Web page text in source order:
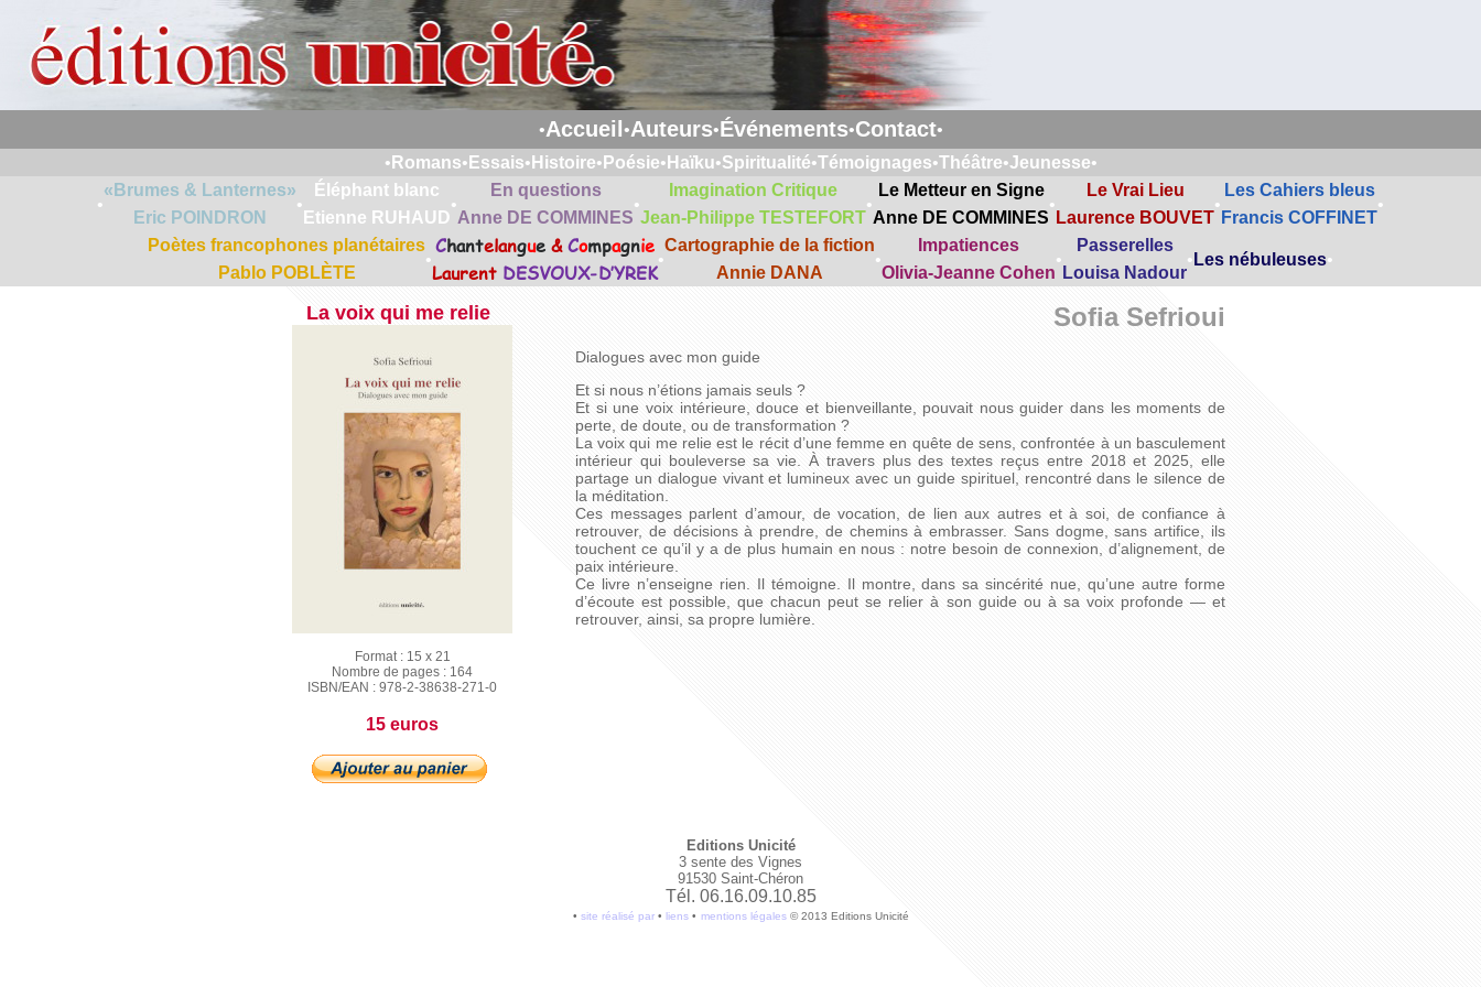
•Accueil •Auteurs•Événements•Contact•
• Romans• Essais• Histoire• Poésie• Haïku•Spiritualité•Témoignages•Théâtre•Jeunesse•
•
«Brumes & Lanternes»
Eric POINDRON
•
Éléphant blanc
Etienne RUHAUD
•
En questions
Anne DE COMMINES
•
Imagination Critique
Jean-Philippe TESTEFORT
•
Le Metteur en Signe
Anne DE COMMINES
•
Le Vrai Lieu
Laurence BOUVET
•
Les Cahiers bleus
Francis COFFINET
•
Poètes francophones planétaires
Pablo POBLÈTE
•
Chantelangue & Compagnie
Laurent DESVOUX-D’YREK
•
Cartographie de la fiction
Annie DANA
•
Impatiences
Olivia-Jeanne Cohen
•
Passerelles
Louisa Nadour
• Les nébuleuses•
La voix qui me relie
Format : 15 x 21
Nombre de pages : 164
ISBN/EAN : 978-2-38638-271-0
15 euros
Sofia Sefrioui
Dialogues avec mon guide
Et si nous n’étions jamais seuls ?
Et si une voix intérieure, douce et bienveillante, pouvait nous guider dans les moments de
perte, de doute, ou de transformation ?
La voix qui me relie est le récit d’une femme en quête de sens, confrontée à un basculement
intérieur qui bouleverse sa vie. À travers plus des textes reçus entre 2018 et 2025, elle
partage un dialogue vivant et lumineux avec un guide spirituel, rencontré dans le silence de
la méditation.
Ces messages parlent d’amour, de vocation, de lien aux autres et à soi, de confiance à
retrouver, de décisions à prendre, de chemins à embrasser. Sans dogme, sans artifice, ils
touchent ce qu’il y a de plus humain en nous : notre besoin de connexion, d’alignement, de
paix intérieure.
Ce livre n’enseigne rien. Il témoigne. Il montre, dans sa sincérité nue, qu’une autre forme
d’écoute est possible, que chacun peut se relier à son guide ou à sa voix profonde — et
retrouver, ainsi, sa propre lumière.
Editions Unicité
3 sente des Vignes
91530 Saint-Chéron
Tél. 06.16.09.10.85
• site réalisé par• liens • mentions légales© 2013 Editions Unicité